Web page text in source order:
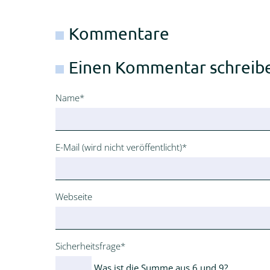
Kommentare
Einen Kommentar
Pflichtfeld
Name*
Pflichtfeld
E-Mail (wird nicht veröffentlicht)*
Webseite
Pflichtfeld
Sicherheitsfrage*
Was ist die Summe aus 6 und 9?